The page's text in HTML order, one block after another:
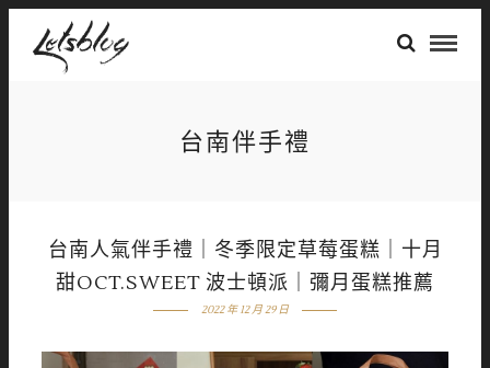
台南伴手禮
台南人氣伴手禮｜冬季限定草莓蛋糕｜十月
甜OCT.SWEET 波士頓派｜彌月蛋糕推薦
2022 年 12 月 29 日